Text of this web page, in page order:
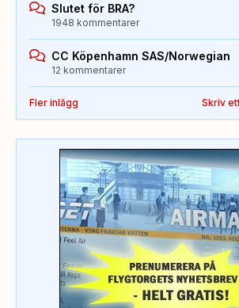
Slutet för BRA?
1948 kommentarer
CC Köpenhamn SAS/Norwegian
12 kommentarer
Fler inlägg Skriv